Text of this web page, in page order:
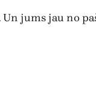
Un jums jau no